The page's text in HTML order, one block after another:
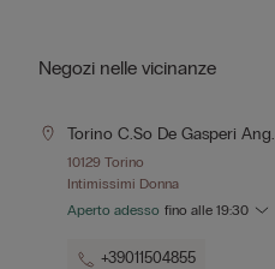
Negozi nelle vicinanze
Torino C.so De Gasperi Ang.
10129 Torino
Intimissimi Donna
Aperto adesso fino alle 19:30
+39011504855